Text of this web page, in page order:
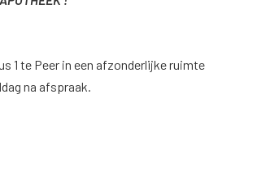
1 te Peer in een afzonderlijke ruimte
na afspraak.